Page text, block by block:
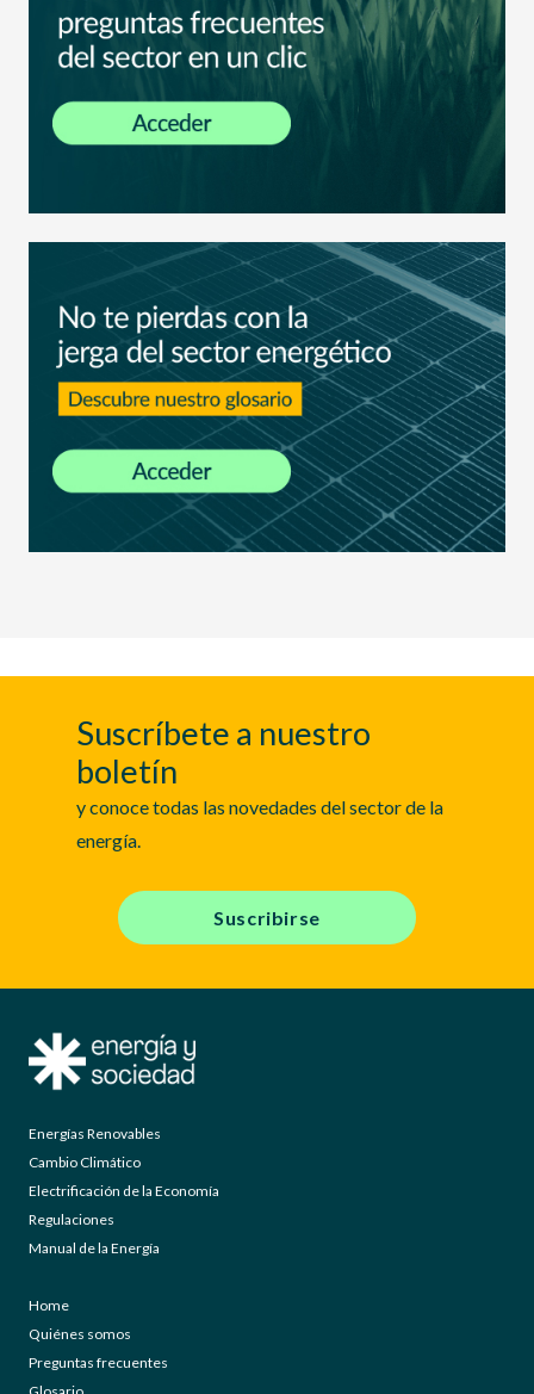
Suscríbete a nuestro
boletín
y conoce todas las novedades del sector de la
energía.
Suscribirse
Energías Renovables
Cambio Climático
Electrificación de la Economía
Regulaciones
Manual de la Energía
Home
Quiénes somos
Preguntas frecuentes